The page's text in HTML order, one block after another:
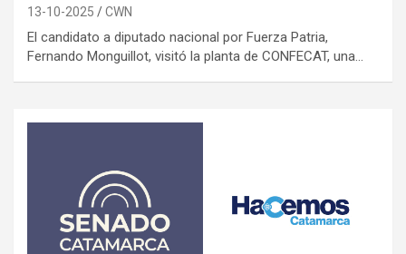
13-10-2025 CWN
El candidato a diputado nacional por Fuerza Patria,
Fernando Monguillot, visitó la planta de CONFECAT, una…